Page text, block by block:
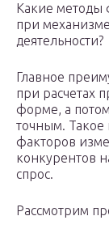
Какие методы
при
деятельности?
Главное
при расчетах
форме, а
точным. Такое
факторов
конкурентов
спрос.
Рассмотрим